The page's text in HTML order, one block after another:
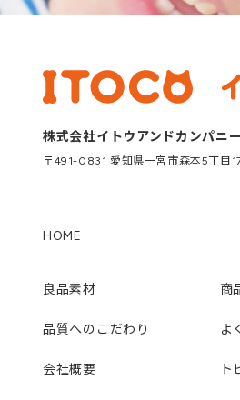
株式会社イトウアンドカンパニ
〒491-0831 愛知県一宮市森本5丁目
HOME
良品素材 商
品質へのこだわり よ
会社概要 ト